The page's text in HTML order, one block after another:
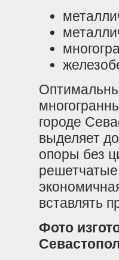
городе
выделяет
опоры без
вставлять
Фото